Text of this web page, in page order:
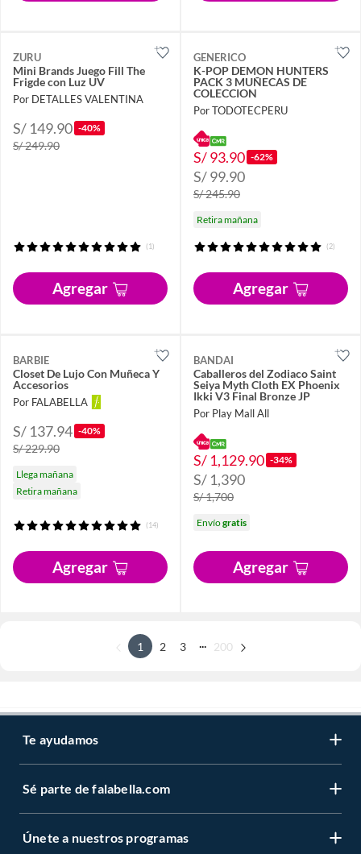
ZURU
Mini Brands Juego Fill The
Frigde con Luz UV
Por DETALLES VALENTINA
S/ 149.90 -40%
S/ 249.90
(1)
Agregar
GENERICO
K-POP DEMON HUNTERS
PACK 3 MUÑECAS DE
COLECCION
Por TODOTECPERU
S/ 93.90 -62%
S/ 99.90
S/ 245.90
Retira mañana
(2)
Agregar
BARBIE
Closet De Lujo Con Muñeca Y
Accesorios
Por FALABELLA
S/ 137.94 -40%
S/ 229.90
Llega mañana
Retira mañana
(14)
Agregar
BANDAI
Caballeros del Zodiaco Saint
Seiya Myth Cloth EX Phoenix
Ikki V3 Final Bronze JP
Por Play Mall All
S/ 1,129.90 -34%
S/ 1,390
S/ 1,700
Envíogratis
Agregar
1 2 3 ... 200
Te ayudamos
Sé parte de falabella.com
Únete a nuestros programas